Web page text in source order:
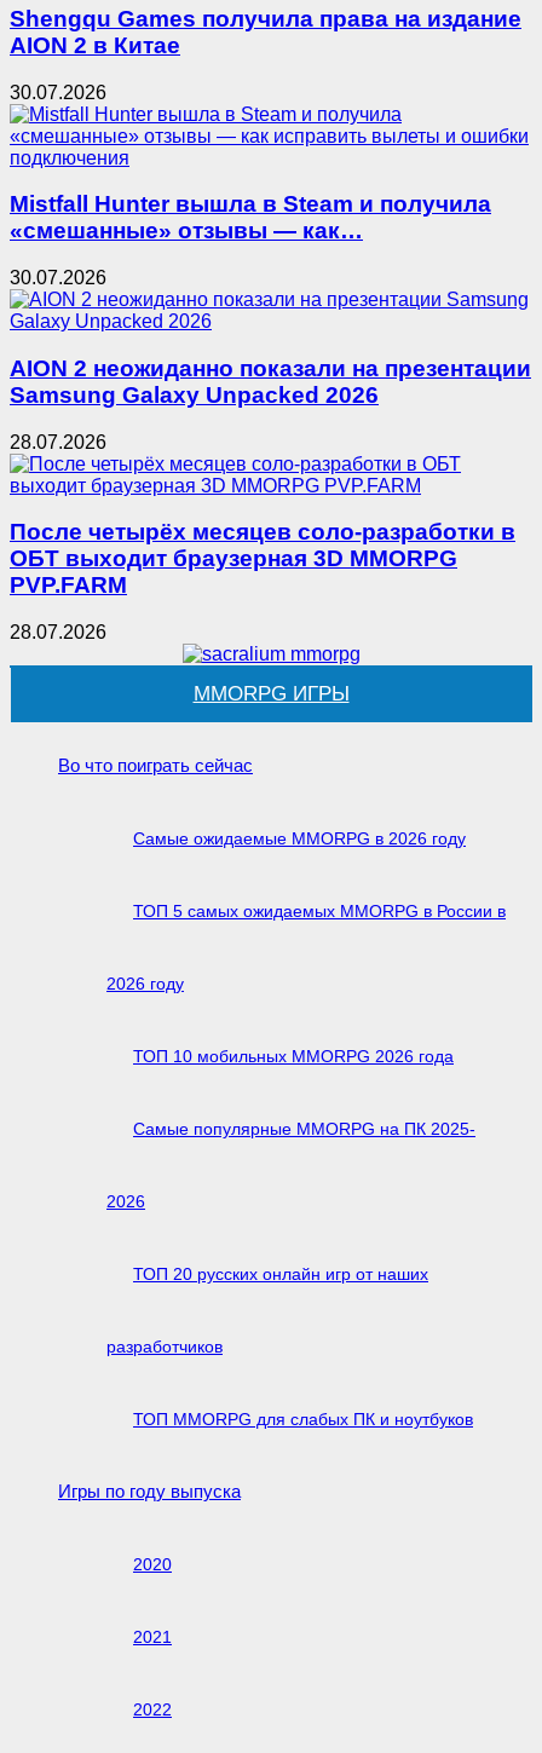
Shengqu Games получила права на издание
AION 2 в Китае
30.07.2026
Mistfall Hunter вышла в Steam и получила
«смешанные» отзывы — как…
30.07.2026
AION 2 неожиданно показали на презентации
Samsung Galaxy Unpacked 2026
28.07.2026
После четырёх месяцев соло-разработки в
ОБТ выходит браузерная 3D MMORPG
PVP.FARM
28.07.2026
MMORPG ИГРЫ
Во что поиграть сейчас
Самые ожидаемые MMORPG в 2026 году
ТОП 5 самых ожидаемых MMORPG в России в
2026 году
ТОП 10 мобильных MMORPG 2026 года
Самые популярные MMORPG на ПК 2025-
2026
ТОП 20 русских онлайн игр от наших
разработчиков
ТОП MMORPG для слабых ПК и ноутбуков
Игры по году выпуска
2020
2021
2022